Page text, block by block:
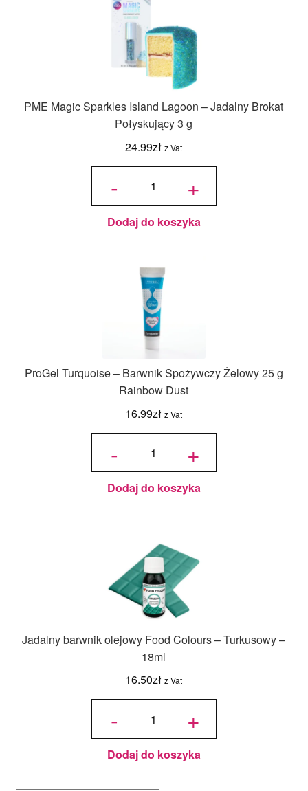
PME Magic Sparkles Island Lagoon – Jadalny Brokat
Połyskujący 3 g
24.99zł z Vat
-
ilość PME
Island
Lagoon –
Jadalny
Brokat
Połyskujący
+
Dodaj do koszyka
ProGel Turquoise – Barwnik Spożywczy Żelowy 25 g
Rainbow Dust
16.99zł z Vat
-
ilość
– Barwnik
Spożywczy
Żelowy 25
g Rainbow
Dust
+
Dodaj do koszyka
Jadalny barwnik olejowy Food Colours – Turkusowy –
18ml
16.50zł z Vat
-
ilość
olejowy
Food
Colours -
Turkusowy
- 18ml
+
Dodaj do koszyka